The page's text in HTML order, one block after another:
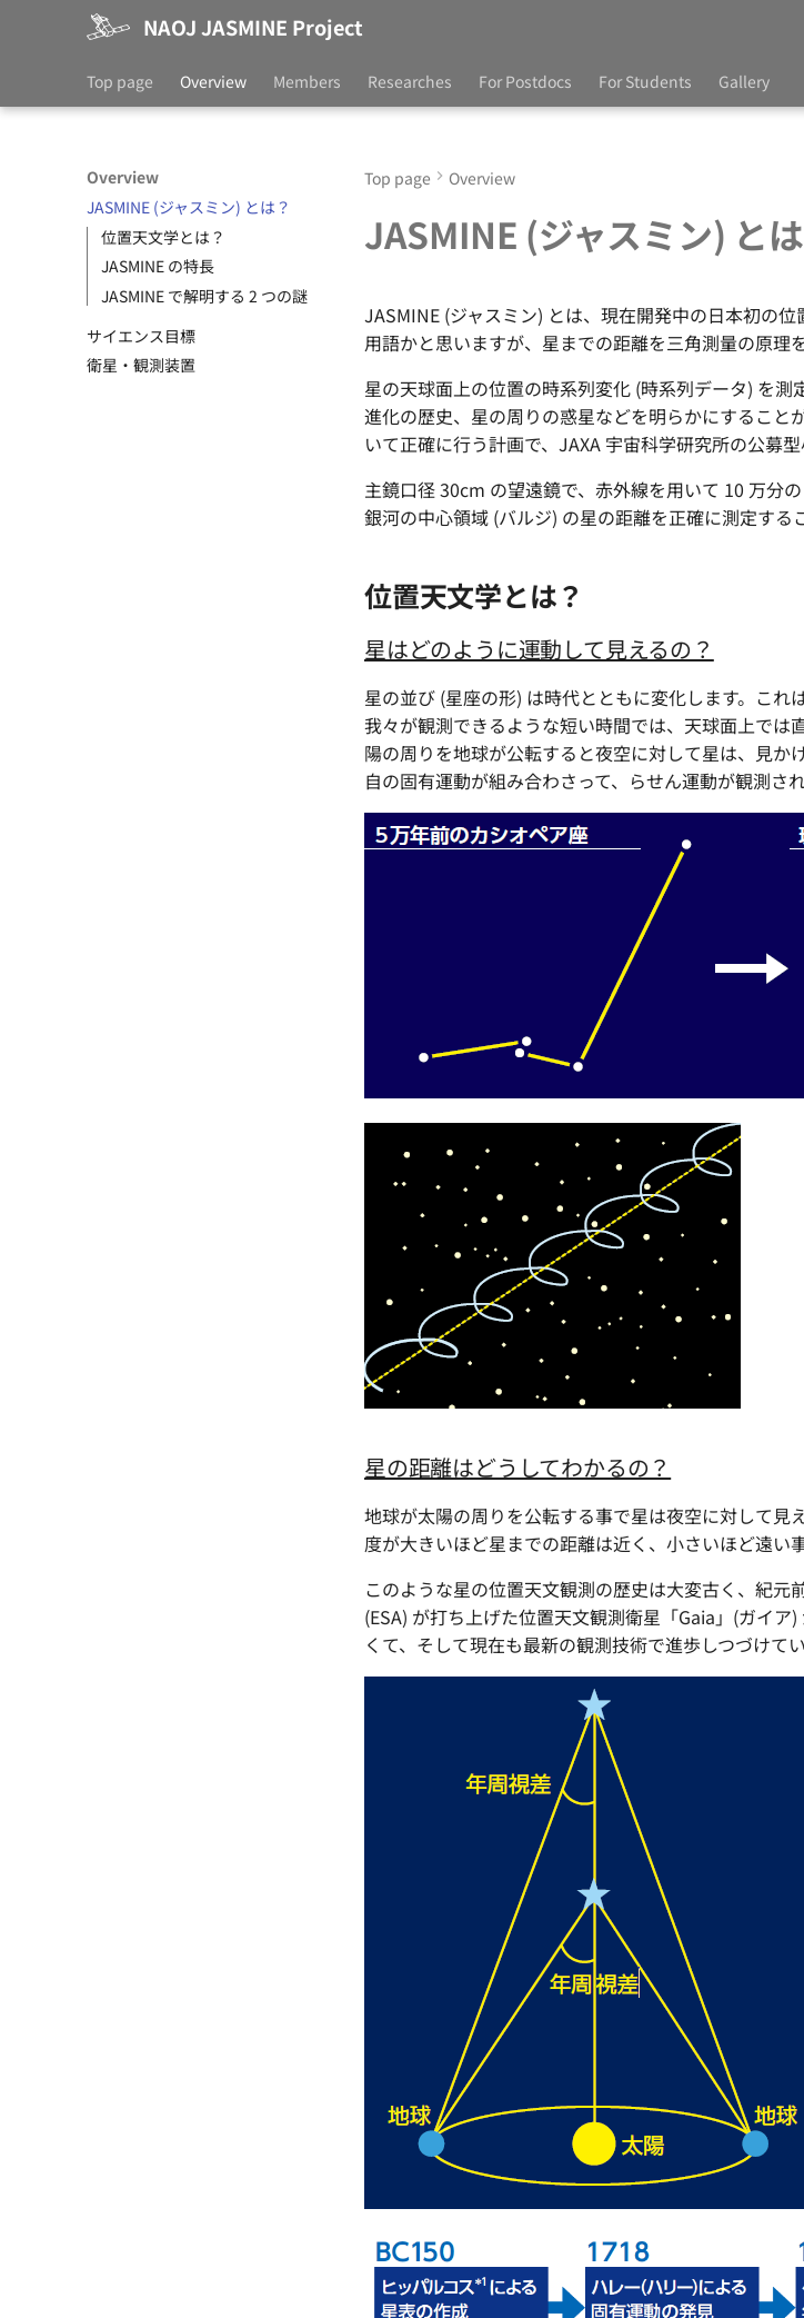
NAOJ JASMINE Project
Top page Overview Members Researches For Postdocs For Students Gallery
Overview
JASMINE (ジャスミン) とは？
位置天文学とは？
JASMINE の特長
JASMINE で解明する 2 つの謎
サイエンス目標
衛星・観測装置
Top page Overview
JASMINE (ジャスミン) と
JASMINE (ジャスミン) とは、現在開発中の日本初の
用語かと思いますが、星までの距離を三角測量の原理
星の天球面上の位置の時系列変化 (時系列データ) を
進化の歴史、星の周りの惑星などを明らかにするこ
いて正確に行う計画で、JAXA 宇宙科学研究所の公募
主鏡口径 30cm の望遠鏡で、赤外線を用いて 10 万分
銀河の中心領域 (バルジ) の星の距離を正確に測定する
位置天文学とは？
星はどのように運動して見えるの？
星の並び (星座の形) は時代とともに変化します。こ
我々が観測できるような短い時間では、天球面上で
陽の周りを地球が公転すると夜空に対して星は、見
自の固有運動が組み合わさって、らせん運動が観測され
星の距離はどうしてわかるの？
地球が太陽の周りを公転する事で星は夜空に対して見
度が大きいほど星までの距離は近く、小さいほど遠い
このような星の位置天文観測の歴史は大変古く、紀
(ESA) が打ち上げた位置天文観測衛星「Gaia」(ガイ
くて、そして現在も最新の観測技術で進歩しつづけて